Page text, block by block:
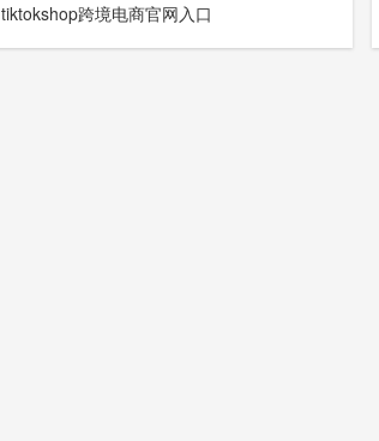
tiktokshop跨境电商官网入口